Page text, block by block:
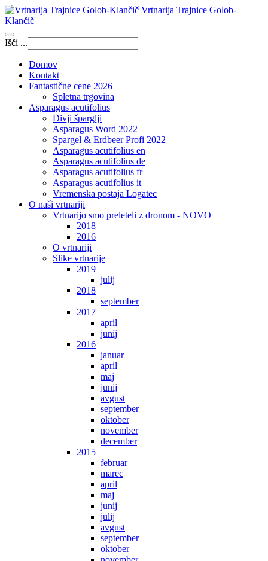
Vrtnarija Trajnice Golob-
Klančič
Išči ...
Domov
Kontakt
Fantastične cene 2026
Spletna trgovina
Asparagus acutifolius
Divji šparglji
Asparagus Word 2022
Spargel & Erdbeer Profi 2022
Asparagus acutifolius en
Asparagus acutifolius de
Asparagus acutifolius fr
Asparagus acutifolius it
Vremenska postaja Logatec
O naši vrtnariji
Vrtnarijo smo preleteli z dronom - NOVO
2018
2016
O vrtnariji
Slike vrtnarije
2019
julij
2018
september
2017
april
junij
2016
januar
april
maj
junij
avgust
september
oktober
november
december
2015
februar
marec
april
maj
junij
julij
avgust
september
oktober